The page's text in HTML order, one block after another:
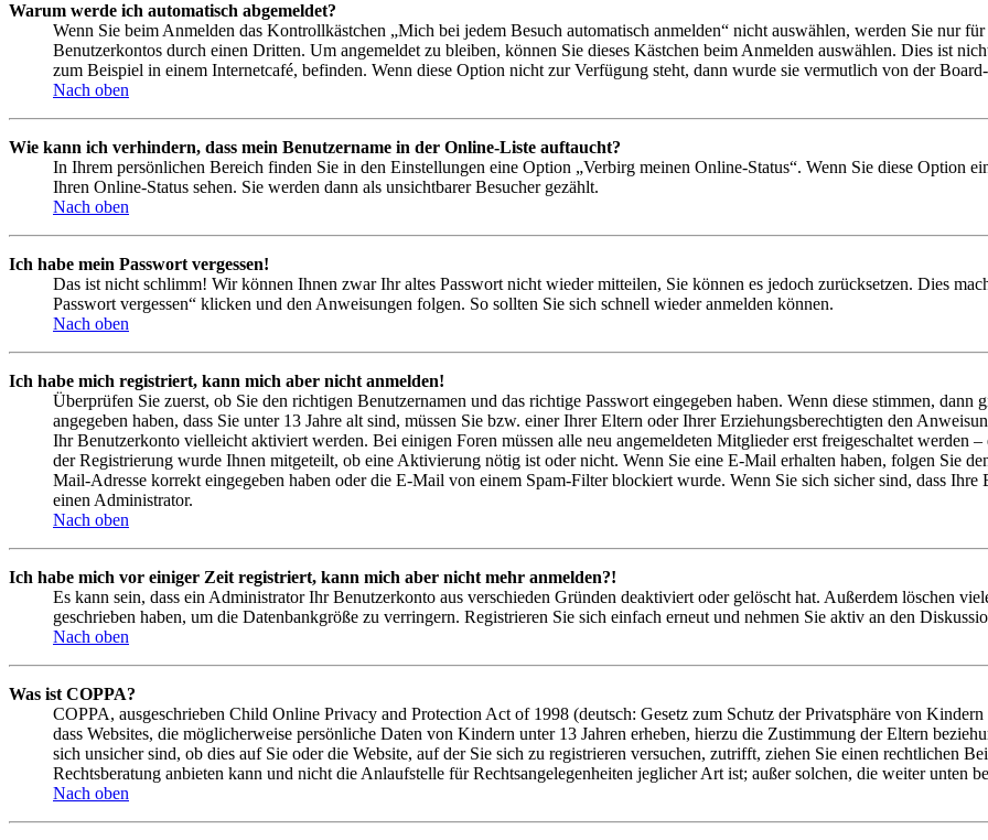
Warum werde ich automatisch abgemeldet?
Wenn Sie beim Anmelden das Kontrollkästchen „Mich bei jedem Besuch automatisch anmelden“ nicht auswählen, werden Sie nur
Benutzerkontos durch einen Dritten. Um angemeldet zu bleiben, können Sie dieses Kästchen beim Anmelden auswählen. Dies ist
zum Beispiel in einem Internetcafé, befinden. Wenn diese Option nicht zur Verfügung steht, dann wurde sie vermutlich von der
Nach oben
Wie kann ich verhindern, dass mein Benutzername in der Online-Liste auftaucht?
In Ihrem persönlichen Bereich finden Sie in den Einstellungen eine Option „Verbirg meinen Online-Status“. Wenn Sie diese Option
Ihren Online-Status sehen. Sie werden dann als unsichtbarer Besucher gezählt.
Nach oben
Ich habe mein Passwort vergessen!
Das ist nicht schlimm! Wir können Ihnen zwar Ihr altes Passwort nicht wieder mitteilen, Sie können es jedoch zurücksetzen. Dies
Passwort vergessen“ klicken und den Anweisungen folgen. So sollten Sie sich schnell wieder anmelden können.
Nach oben
Ich habe mich registriert, kann mich aber nicht anmelden!
Überprüfen Sie zuerst, ob Sie den richtigen Benutzernamen und das richtige Passwort eingegeben haben. Wenn diese stimmen, dann
angegeben haben, dass Sie unter 13 Jahre alt sind, müssen Sie bzw. einer Ihrer Eltern oder Ihrer Erziehungsberechtigten den
Ihr Benutzerkonto vielleicht aktiviert werden. Bei einigen Foren müssen alle neu angemeldeten Mitglieder erst freigeschaltet werden
der Registrierung wurde Ihnen mitgeteilt, ob eine Aktivierung nötig ist oder nicht. Wenn Sie eine E-Mail erhalten haben, folgen Sie
Mail-Adresse korrekt eingegeben haben oder die E-Mail von einem Spam-Filter blockiert wurde. Wenn Sie sich sicher sind, dass
einen Administrator.
Nach oben
Ich habe mich vor einiger Zeit registriert, kann mich aber nicht mehr anmelden?!
Es kann sein, dass ein Administrator Ihr Benutzerkonto aus verschieden Gründen deaktiviert oder gelöscht hat. Außerdem löschen
geschrieben haben, um die Datenbankgröße zu verringern. Registrieren Sie sich einfach erneut und nehmen Sie aktiv an den
Nach oben
Was ist COPPA?
COPPA, ausgeschrieben Child Online Privacy and Protection Act of 1998 (deutsch: Gesetz zum Schutz der Privatsphäre von
dass Websites, die möglicherweise persönliche Daten von Kindern unter 13 Jahren erheben, hierzu die Zustimmung der Eltern
sich unsicher sind, ob dies auf Sie oder die Website, auf der Sie sich zu registrieren versuchen, zutrifft, ziehen Sie einen rechtlichen
Rechtsberatung anbieten kann und nicht die Anlaufstelle für Rechtsangelegenheiten jeglicher Art ist; außer solchen, die weiter unten
Nach oben